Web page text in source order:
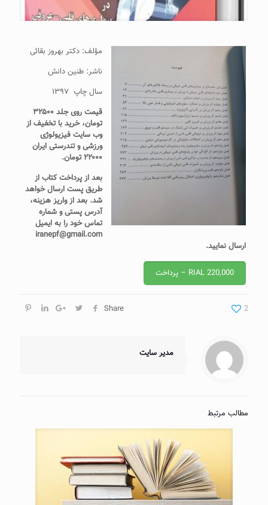
مؤلف: دکتر بهروز بقائی
ناشر: طنین دانش
سال چاپ ۱۳۹۷
قیمت روی جلد ۳۲۵۰۰
تومان، خرید با تخفیف از
وب سایت فیزیولوژی
ورزشی و تندرستی ایران
۲۲۰۰۰ تومان.
بعد از پرداخت کتاب از
طریق پست ارسال خواهد
شد. بعد از واریز هزینه،
آدرس پستی و شماره
تماس خود را به ایمیل
iranepf@gmail.com
ارسال نمایید.
RIAL 220,000 – پرداخت
Share 2
مدیر سایت
مطالب مرتبط